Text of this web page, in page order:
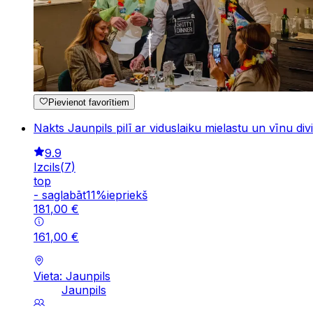
Pievienot favorītiem
Nakts Jaunpils pilī ar viduslaiku mielastu un vīnu
9.9
Izcils(7)
top
- saglabāt11%iepriekš
181,00 €
161,00 €
Vieta: Jaunpils
Jaunpils